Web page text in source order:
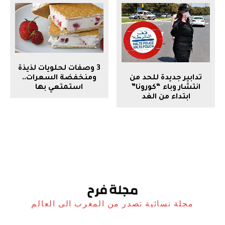
3 وصفات لحلويات لذيذة
ومنخفضة السعرات..
استمتعي بها
تدابير جديدة للحد من
انتشار وباء “كورونا”
ابتداء من الغد
مجلة نسائية تصدر من المغرب الى العالم